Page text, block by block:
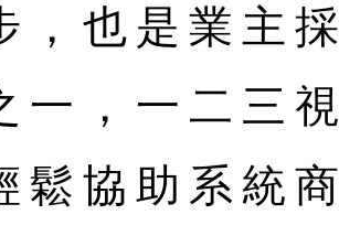
，也是業主
一，一二三
鬆協助系統